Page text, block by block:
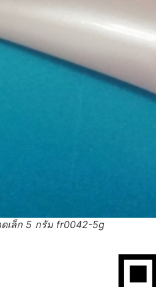
เล็ก 5 กรัม fr0042-5g